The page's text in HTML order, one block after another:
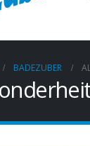
BADEZUBER